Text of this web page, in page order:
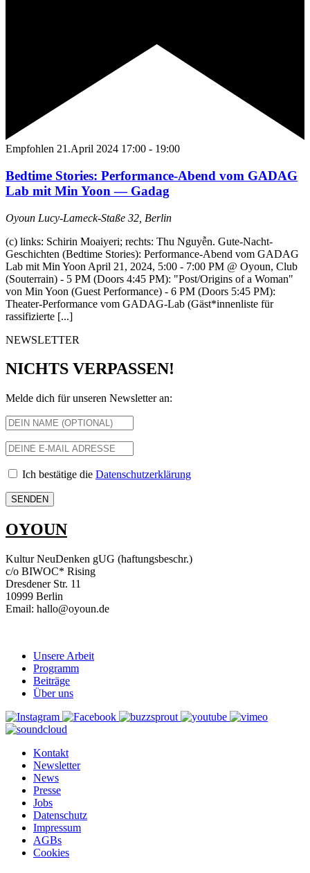
Empfohlen 21.April 2024 17:00 - 19:00
Bedtime Stories: Performance-Abend vom GADAG
Lab mit Min Yoon — Gadag
Oyoun Lucy-Lameck-Staße 32, Berlin
(c) links: Schirin Moaiyeri; rechts: Thu Nguyễn. Gute-Nacht-
Geschichten (Bedtime Stories): Performance-Abend vom GADAG
Lab mit Min Yoon April 21, 2024, 5:00 - 7:00 PM @ Oyoun, Club
(Souterrain) - 5 PM (Doors 4:45 PM): "Post/Origins of a Woman"
von Min Yoon (Guest Performance) - 6 PM (Doors 5:45 PM):
Theater-Performance vom GADAG-Lab (Gäst*innenliste für
rassifizierte [...]
NEWSLETTER
NICHTS VERPASSEN!
Melde dich für unseren Newsletter an:
Ich bestätige die Datenschutzerklärung
OYOUN
Kultur NeuDenken gUG (haftungsbeschr.)
c/o BIWOC* Rising
Dresdener Str. 11
10999 Berlin
Email: hallo@oyoun.de
Unsere Arbeit
Programm
Beiträge
Über uns
Kontakt
Newsletter
News
Presse
Jobs
Datenschutz
Impressum
AGBs
Cookies